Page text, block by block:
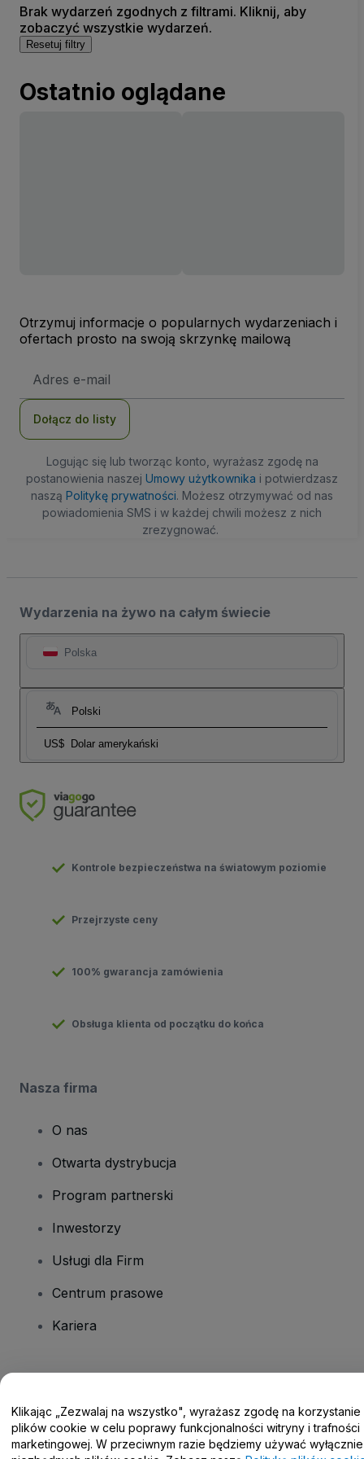
Brak wydarzeń zgodnych z filtrami. Kliknij, aby
zobaczyć wszystkie wydarzeń.
Resetuj filtry
Ostatnio oglądane
Otrzymuj informacje o popularnych wydarzeniach i
ofertach prosto na swoją skrzynkę mailową
e-
Dołącz do listy
Logując się lub tworząc konto, wyrażasz zgodę na
postanowienia naszej Umowy użytkownika i potwierdzasz
naszą Politykę prywatności. Możesz otrzymywać od nas
powiadomienia SMS i w każdej chwili możesz z nich
zrezygnować.
Wydarzenia na żywo na całym świecie
Polska
Polski
US$ Dolar amerykański
Kontrole bezpieczeństwa na światowym poziomie
Przejrzyste ceny
100% gwarancja zamówienia
Obsługa klienta od początku do końca
Nasza firma
O nas
Otwarta dystrybucja
Program partnerski
Inwestorzy
Usługi dla Firm
Centrum prasowe
Kariera
Centrum pomocy / Skontaktuj się z nami
Klikając „Zezwalaj na wszystko", wyrażasz zgodę na korzystanie
plików cookie w celu poprawy funkcjonalności witryny i trafności
marketingowej. W przeciwnym razie będziemy używać wyłącznie